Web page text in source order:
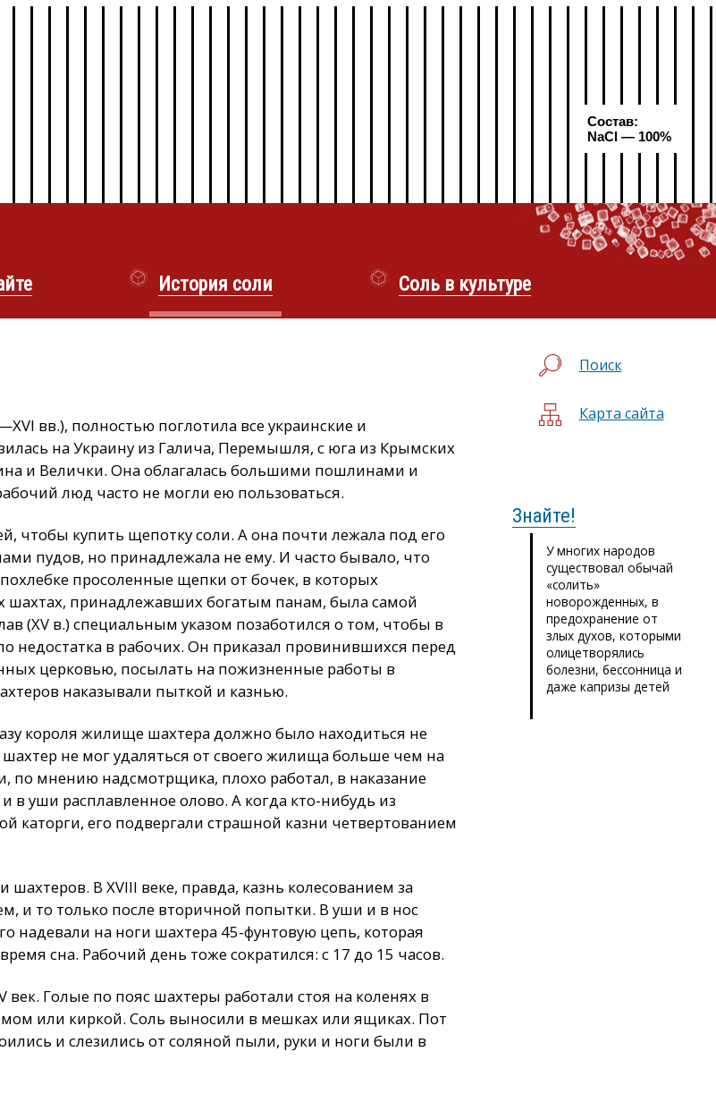
Состав:
NaCl — 100%
История соли Соль в культуре
вв.), полностью поглотила все украинские и
на Украину из Галича, Перемышля, с юга из Крымских
и Велички. Она облагалась большими пошлинами и
люд часто не могли ею пользоваться.
купить щепотку соли. А она почти лежала под его
пудов, но принадлежала не ему. И часто бывало, что
просоленные щепки от бочек, в которых
шахтах, принадлежавших богатым панам, была самой
(XV в.) специальным указом позаботился о том, чтобы в
недостатка в рабочих. Он приказал провинившихся перед
церковью, посылать на пожизненные работы в
наказывали пыткой и казнью.
короля жилище шахтера должно было находиться не
не мог удаляться от своего жилища больше чем на
по мнению надсмотрщика, плохо работал, в наказание
в уши расплавленное олово. А когда кто-нибудь из
каторги, его подвергали страшной казни четвертованием
В XVIII веке, правда, казнь колесованием за
и то только после вторичной попытки. В уши и в нос
надевали на ноги шахтера 45-фунтовую цепь, которая
сна. Рабочий день тоже сократился: с 17 до 15 часов.
Голые по пояс шахтеры работали стоя на коленях в
или киркой. Соль выносили в мешках или ящиках. Пот
и слезились от соляной пыли, руки и ноги были в
Поиск
Карта сайта
Знайте!
У многих народов
существовал обычай
«солить»
новорожденных, в
предохранение от
злых духов, которыми
олицетворялись
болезни, бессонница и
даже капризы детей